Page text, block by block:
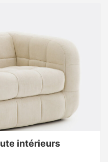
intérieurs